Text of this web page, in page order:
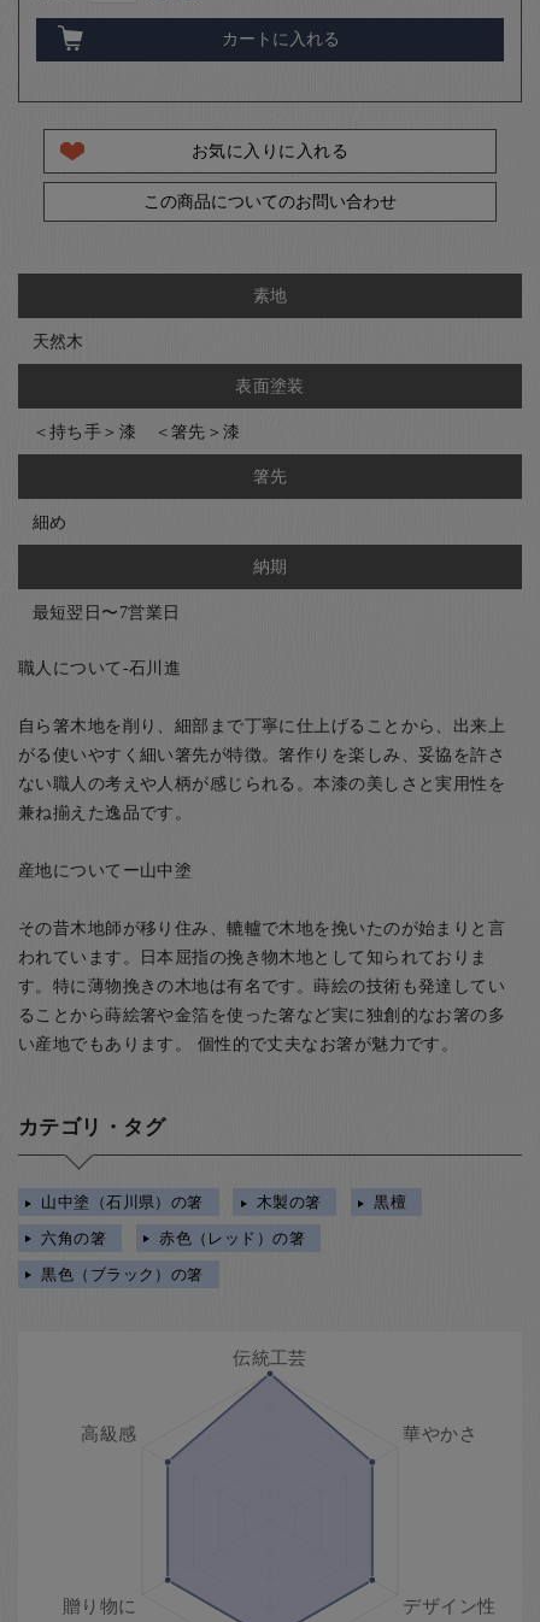
カートに入れる
お気に入りに入れる
この商品についてのお問い合わせ
素地
天然木
表面塗装
＜持ち手＞漆 ＜箸先＞漆
箸先
細め
納期
最短翌日〜7営業日
職人について-石川進
自ら箸木地を削り、細部まで丁寧に仕上げることから、出来上
がる使いやすく細い箸先が特徴。箸作りを楽しみ、妥協を許さ
ない職人の考えや人柄が感じられる。本漆の美しさと実用性を
兼ね揃えた逸品です。
産地についてー山中塗
その昔木地師が移り住み、轆轤で木地を挽いたのが始まりと言
われています。日本屈指の挽き物木地として知られておりま
す。特に薄物挽きの木地は有名です。蒔絵の技術も発達してい
ることから蒔絵箸や金箔を使った箸など実に独創的なお箸の多
い産地でもあります。 個性的で丈夫なお箸が魅力です。
カテゴリ・タグ
山中塗（石川県）の箸 木製の箸
黒檀
六角の箸
赤色（レッド）の箸
黒色（ブラック）の箸